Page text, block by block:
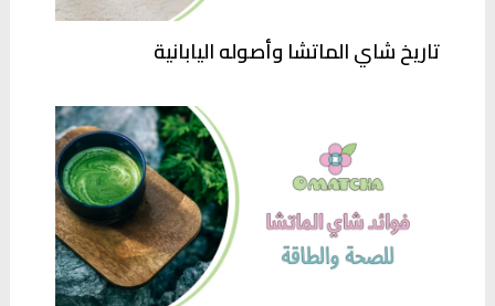
تاريخ شاي الماتشا وأصوله اليابانية